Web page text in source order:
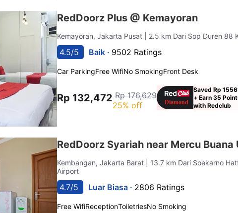
RedDoorz Plus @ Kemayoran
Kemayoran, Jakarta Pusat | 2.5 km Dari Sop Duren 88
4.5/5 Baik · 9502 Ratings
Car ParkingFree WifiNo SmokingFront Desk
Rp 132,472 Rp 176,629
25% off
Saved Rp
+ Earn 35
with Redclub
RedDoorz Syariah near Mercu
Kembangan, Jakarta Barat
| 13.7 km Dari Soekarno
Airport
4.7/5 Luar Biasa · 2806 Ratings
Free WifiReceptionToiletriesNo Smoking